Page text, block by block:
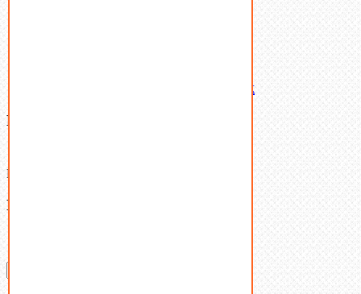
Латунный и бронзовый крепеж
Ваша корзина
В корзине нет товаров.
Поиск